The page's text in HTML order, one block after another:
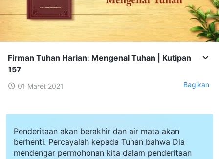
Firman Tuhan Harian: Mengenal Tuhan | Kutipan
157
01 Maret 2021 Bagikan
Penderitaan akan berakhir dan air mata akan
berhenti. Percayalah kepada Tuhan bahwa Dia
mendengar permohonan kita dalam penderitaan